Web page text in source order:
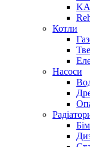
Котли
Насоси